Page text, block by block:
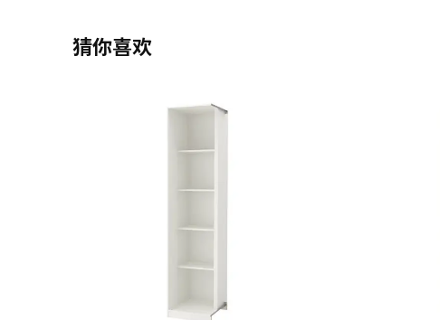
猜你喜欢